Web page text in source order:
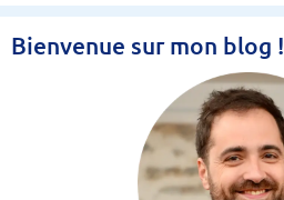
Bienvenue sur mon blog !